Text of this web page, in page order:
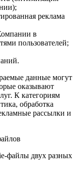
реклама
в
пользователей;
данные могут
оказывают
К категориям
обработка
рассылки и
файлы двух разных